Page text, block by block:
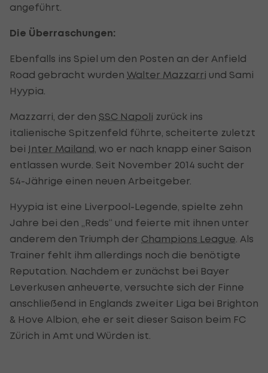
angeführt.
Die Überraschungen:
Ebenfalls ins Spiel um den Posten an der Anfield
Road gebracht wurden Walter Mazzarri und Sami
Hyypia.
Mazzarri, der den SSC Napoli zurück ins
italienische Spitzenfeld führte, scheiterte zuletzt
bei Inter Mailand , wo er nach knapp einer Saison
entlassen wurde. Seit November 2014 sucht der
54-Jährige einen neuen Arbeitgeber.
Hyypia ist eine Liverpool-Legende, spielte zehn
Jahre bei den „Reds“ und feierte mit ihnen unter
anderem den Triumph der Champions League . Als
Trainer fehlt ihm allerdings noch die benötigte
Reputation. Nachdem er zunächst bei Bayer
Leverkusen anheuerte, versuchte sich der Finne
anschließend in Englands zweiter Liga bei Brighton
& Hove Albion, ehe er seit dieser Saison beim FC
Zürich in Amt und Würden ist.